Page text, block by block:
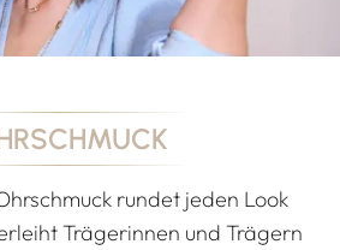
rundet jeden Look
Trägerinnen und Trägern